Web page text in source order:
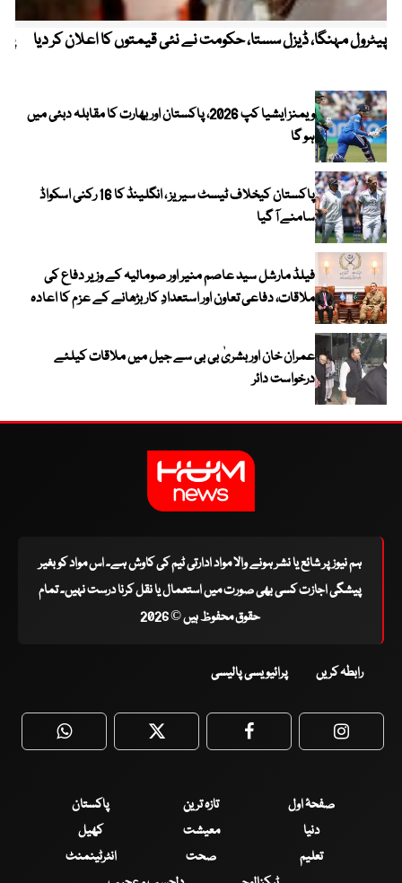
پیٹرول مہنگا، ڈیزل سستا، حکومت نے نئی قیمتوں کا اعلان کر دیا
ویمنز ایشیا کپ 2026، پاکستان اور بھارت کا مقابلہ دبئی میں
ہو گا
پاکستان کیخلاف ٹیسٹ سیریز ، انگلینڈ کا 16 رکنی اسکواڈ
سامنے آ گیا
فیلڈ مارشل سید عاصم منیر اور صومالیہ کے وزیر دفاع کی
ملاقات، دفاعی تعاون اور استعدادِ کار بڑھانے کے عزم کا اعادہ
عمران خان اور بشریٰ بی بی سے جیل میں ملاقات کیلئے
درخواست دائر
ہم نیوز پر شائع یا نشر ہونے والا مواد ادارتی ٹیم کی کاوش ہے۔ اس مواد کو بغیر
پیشگی اجازت کسی بھی صورت میں استعمال یا نقل کرنا درست نہیں۔ تمام
حقوق محفوظ ہیں © 2026
رابطہ کریں پرائیویسی پالیسی
WhatsApp Twitter Facebook
صفحۂ اول تازہ ترین
پاکستان
دنیا
معیشت
کھیل
تعلیم
صحت
انٹرٹینمنٹ